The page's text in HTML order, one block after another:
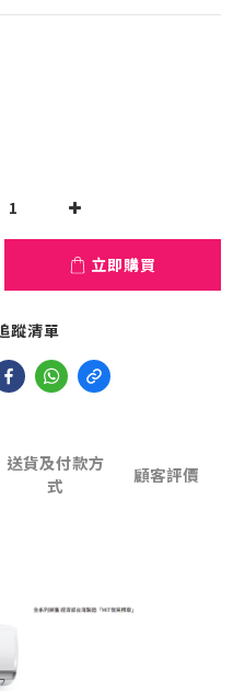
立即購買
蹤清單
送貨及付款方
式
顧客評價